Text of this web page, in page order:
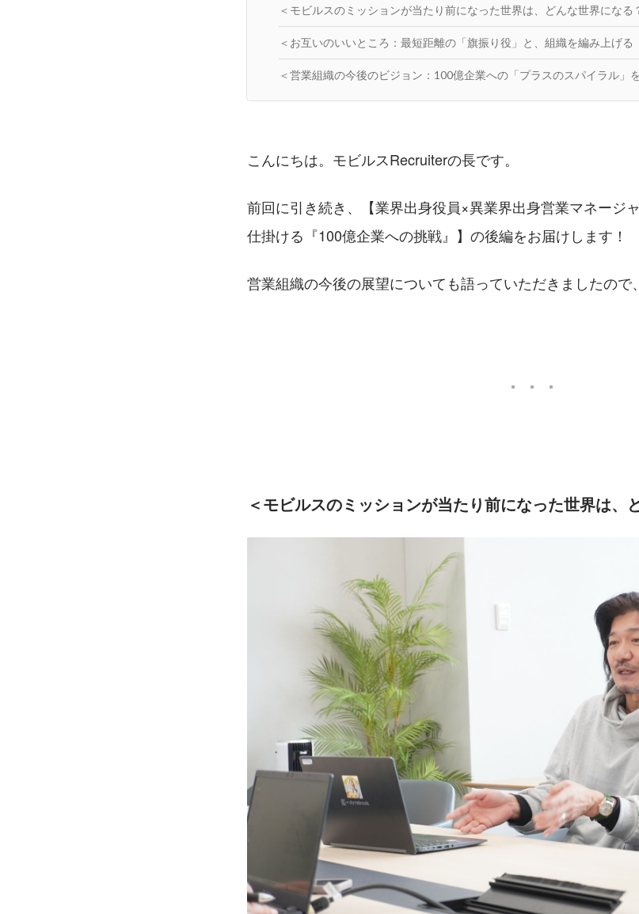
＜モビルスのミッションが当たり前になった世界は、どんな世界になる
＜お互いのいいところ：最短距離の「旗振り役」と、組織を編み上げる
＜営業組織の今後のビジョン：100億企業への「プラスのスパイラル」
こんにちは。モビルスRecruiterの長です。
前回に引き続き、【業界出身役員×異業界出身営業マネージ
仕掛ける『100億企業への挑戦』】の後編をお届けします！
営業組織の今後の展望についても語っていただきましたので
＜モビルスのミッションが当たり前になった世界は、